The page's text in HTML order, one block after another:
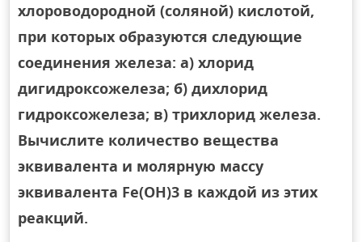
хлороводородной (соляной) кислотой,
при которых образуются следующие
соединения железа: а) хлорид
дигидроксожелеза; б) дихлорид
гидроксожелеза; в) трихлорид железа.
Вычислите количество вещества
эквивалента и молярную массу
эквивалента Fе(ОН)3 в каждой из этих
реакций.